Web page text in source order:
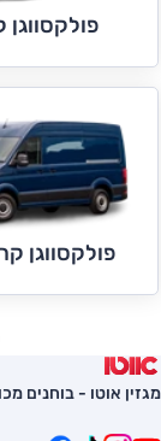
פולקסווגן
פולקסווגן
מגזין אוטו - בוחנים